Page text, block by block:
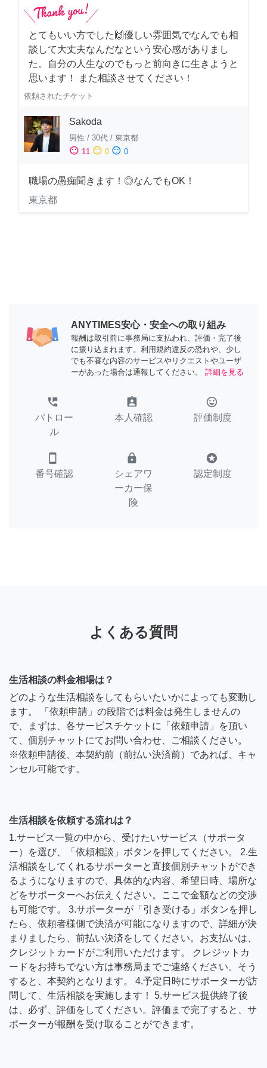
とてもいい方でした🙌優しい雰囲気でなんでも相
談して大丈夫なんだなという安心感がありまし
た。自分の人生なのでもっと前向きに生きようと
思います！ また相談させてください！
依頼されたチケット
Sakoda
男性 / 30代 / 東京都
sentiment_satisfied 11 sentiment_neutral 0 sentiment_dissatisfied 0
職場の愚痴聞きます！◎なんでもOK！
東京都
ANYTIMES安心・安全への取り組み
報酬は取引前に事務局に支払われ、評価・完了後
に振り込まれます。利用規約違反の恐れや、少し
でも不審な内容のサービスやリクエストやユーザ
ーがあった場合は通報してください。
詳細を見る
perm_phone_msg
パトロー
ル
assignment_ind
本人確認
tag_faces
評価制度
smartphone
番号確認
lock
シェアワ
ーカー保
険
stars
認定制度
よくある質問
生活相談の料金相場は？
どのような生活相談をしてもらいたいかによっても変動し
ます。 「依頼申請」の段階では料金は発生しませんの
で、まずは、各サービスチケットに「依頼申請」を頂い
て、個別チャットにてお問い合わせ、ご相談ください。
※依頼申請後、本契約前（前払い決済前）であれば、キャ
ンセル可能です。
生活相談を依頼する流れは？
1.サービス一覧の中から、受けたいサービス（サポータ
ー）を選び、「依頼相談」ボタンを押してください。 2.生
活相談をしてくれるサポーターと直接個別チャットができ
るようになりますので、具体的な内容、希望日時、場所な
どをサポーターへお伝えください。ここで金額などの交渉
も可能です。 3.サポーターが「引き受ける」ボタンを押し
たら、依頼者様側で決済が可能になりますので、詳細が決
まりましたら、前払い決済をしてください。お支払いは、
クレジットカードがご利用いただけます。 クレジットカ
ードをお持ちでない方は事務局までご連絡ください。そう
すると、本契約となります。 4.予定日時にサポーターが訪
問して、生活相談を実施します！ 5.サービス提供終了後
は、必ず、評価をしてください。評価まで完了すると、サ
ポーターが報酬を受け取ることができます。